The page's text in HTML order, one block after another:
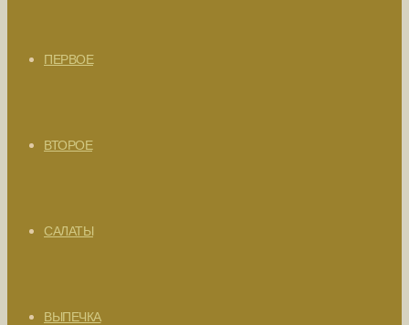
ПЕРВОЕ
ВТОРОЕ
САЛАТЫ
ВЫПЕЧКА